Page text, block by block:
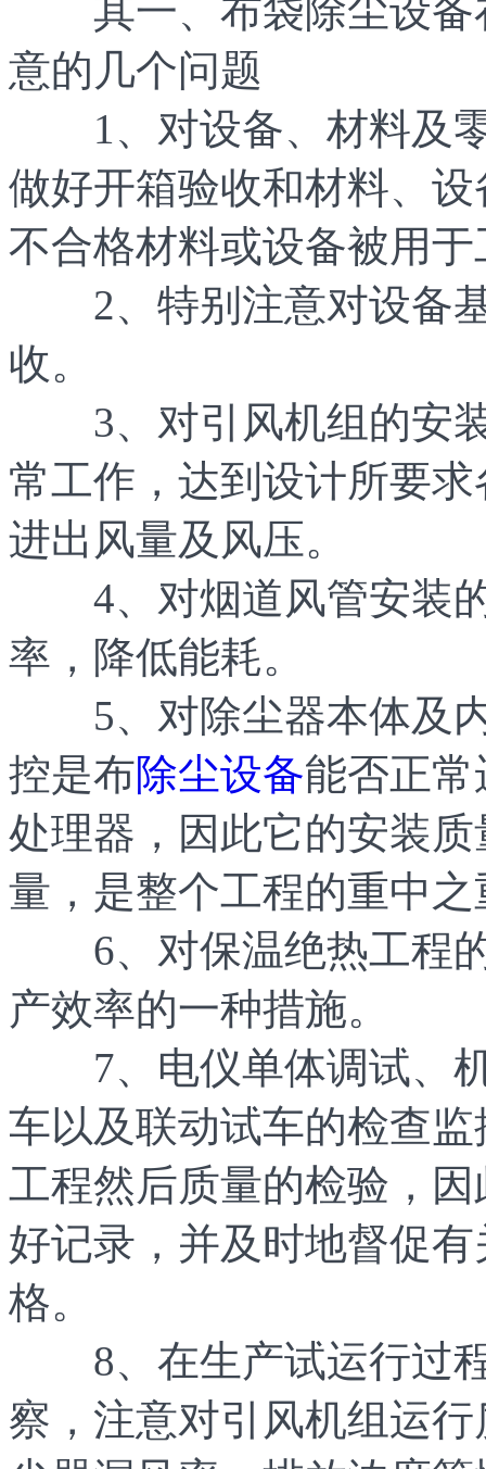
其一、布袋除尘设备
意的几个问题
1、对设备、材料及零
做好开箱验收和材料、
不合格材料或设备被用
2、特别注意对设备基
收。
3、对引风机组的安装
常工作，达到设计所要
进出风量及风压。
4、对烟道风管安装的
率，降低能耗。
5、对除尘器本体及内
控是布除尘设备能否正
处理器，因此它的安装
量，是整个工程的重中之
6、对保温绝热工程的
产效率的一种措施。
7、电仪单体调试、机
车以及联动试车的检查
工程然后质量的检验，
好记录，并及时地督促
格。
8、在生产试运行过程
察，注意对引风机组运